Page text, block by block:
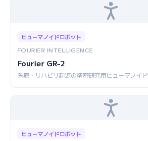
ヒューマノイドロボット
FOURIER INTELLIGENCE
Fourier GR-2
医療・リハビリ起源の精密研究用ヒューマノイド
ヒューマノイドロボット